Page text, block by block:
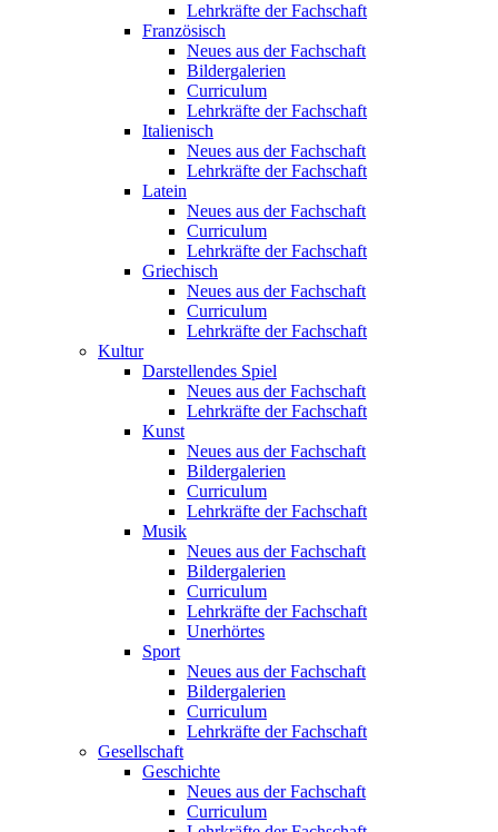
Lehrkräfte der Fachschaft
Französisch
Neues aus der Fachschaft
Bildergalerien
Curriculum
Lehrkräfte der Fachschaft
Italienisch
Neues aus der Fachschaft
Lehrkräfte der Fachschaft
Latein
Neues aus der Fachschaft
Curriculum
Lehrkräfte der Fachschaft
Griechisch
Neues aus der Fachschaft
Curriculum
Lehrkräfte der Fachschaft
Kultur
Darstellendes Spiel
Neues aus der Fachschaft
Lehrkräfte der Fachschaft
Kunst
Neues aus der Fachschaft
Bildergalerien
Curriculum
Lehrkräfte der Fachschaft
Musik
Neues aus der Fachschaft
Bildergalerien
Curriculum
Lehrkräfte der Fachschaft
Unerhörtes
Sport
Neues aus der Fachschaft
Bildergalerien
Curriculum
Lehrkräfte der Fachschaft
Gesellschaft
Geschichte
Neues aus der Fachschaft
Curriculum